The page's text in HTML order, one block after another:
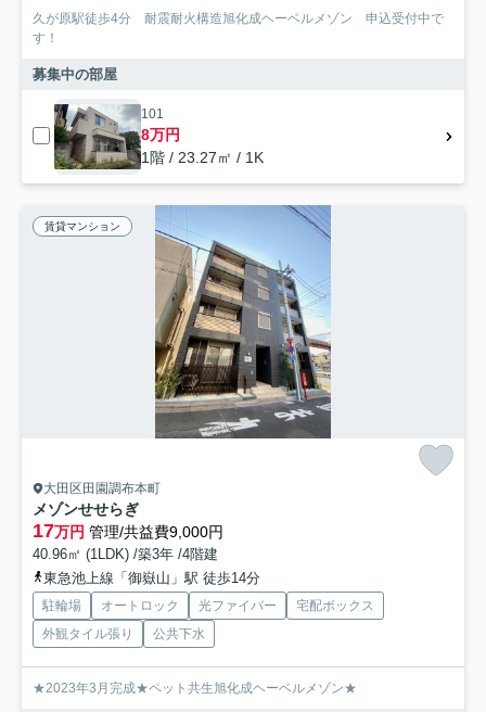
久が原駅徒歩4分 耐震耐火構造旭化成ヘーベルメゾン 申込受付中で
す！
募集中の部屋
101
8万円
1階 / 23.27㎡ / 1K
賃貸マンション
大田区田園調布本町
メゾンせせらぎ
17万円 管理/共益費9,000円
40.96㎡ (1LDK) /築3年 /4階建
東急池上線「御嶽山」駅 徒歩14分
駐輪場 オートロック 光ファイバー
宅配ボックス
外観タイル張り
公共下水
★2023年3月完成★ペット共生旭化成ヘーベルメゾン★